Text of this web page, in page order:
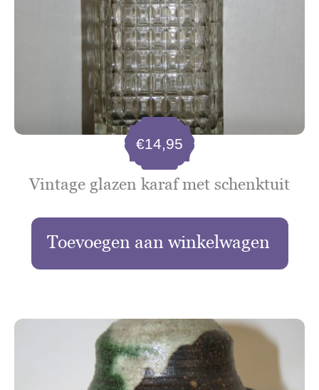
Vintage glazen karaf met schenktuit
€14,95
Toevoegen aan winkelwagen